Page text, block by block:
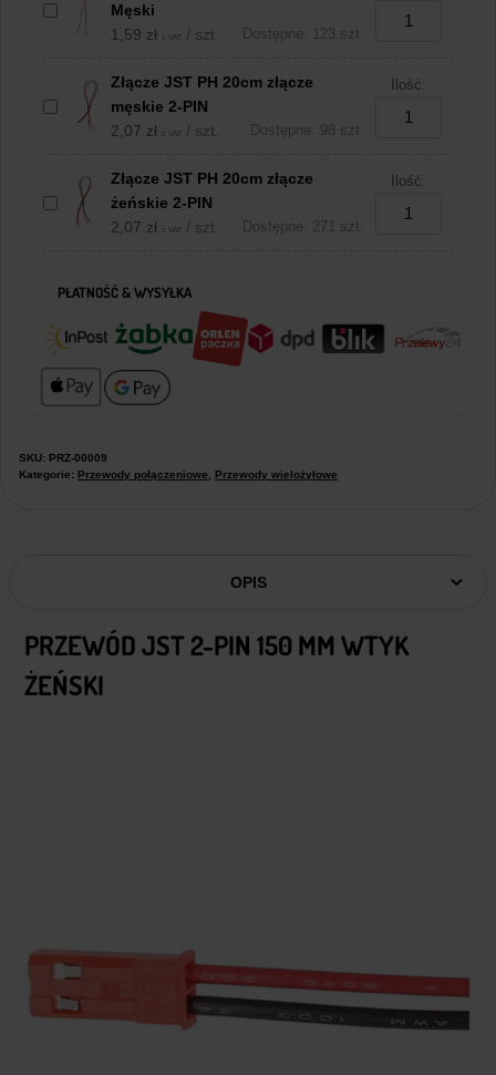
Męski
1,59 zł z VAT / szt. Dostępne: 123 szt.
Złącze JST PH 20cm złącze
męskie 2-PIN
2,07 zł z VAT / szt. Dostępne: 98 szt.
Ilość:
Złącze JST PH 20cm złącze
żeńskie 2-PIN
2,07 zł z VAT / szt. Dostępne: 271 szt.
Ilość:
PŁATNOŚĆ & WYSYŁKA
SKU: PRZ-00009
Kategorie: Przewody połączeniowe Przewody wielożyłowe
OPIS
PRZEWÓD JST 2-PIN 150 MM WTYK
ŻEŃSKI